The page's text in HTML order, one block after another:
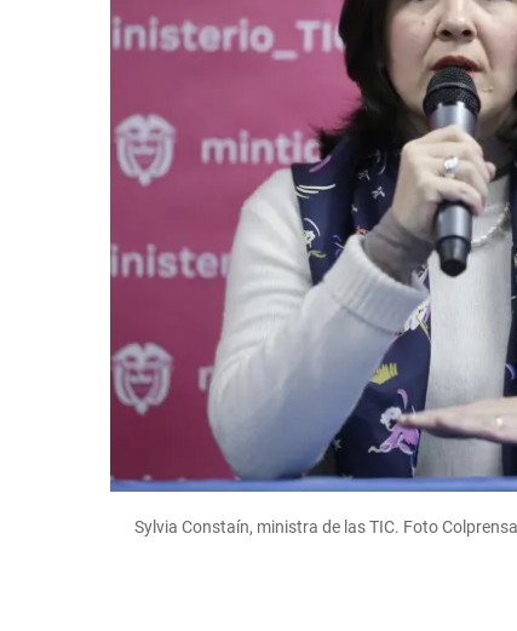
Sylvia Constaín, ministra de las TIC. Foto Colprensa